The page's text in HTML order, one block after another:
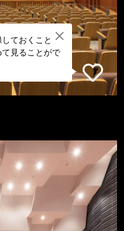
ておくこと
見ることがで